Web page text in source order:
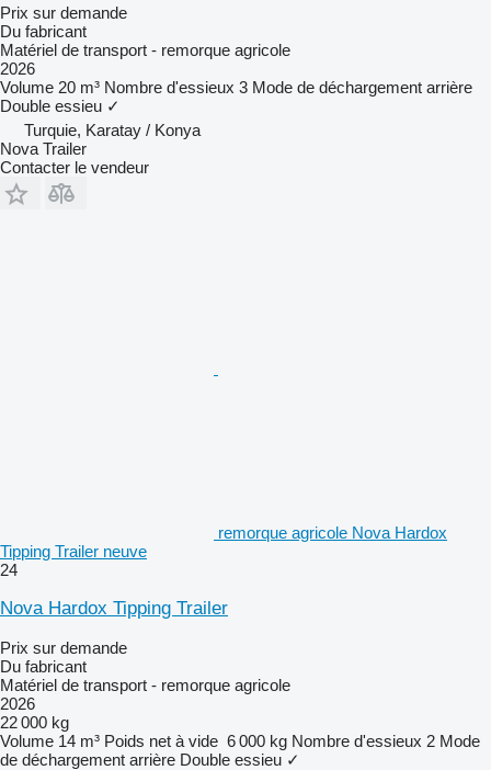
Prix sur demande
Du fabricant
Matériel de transport - remorque agricole
2026
Volume 20 m³ Nombre d'essieux 3 Mode de déchargement arrière
Double essieu ✓
Turquie, Karatay / Konya
Nova Trailer
Contacter le vendeur
remorque agricole Nova Hardox
Tipping Trailer neuve
24
Nova Hardox Tipping Trailer
Prix sur demande
Du fabricant
Matériel de transport - remorque agricole
2026
22 000 kg
Volume 14 m³ Poids net à vide 6 000 kg Nombre d'essieux 2 Mode
de déchargement arrière Double essieu ✓